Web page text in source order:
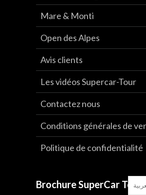
Mare & Monti
Open des Alpes
Avis clients
Les vidéos Supercar-Tour
Contactez nous
Conditions générales de
Politique de confidentialité
Brochure SuperCar Tour